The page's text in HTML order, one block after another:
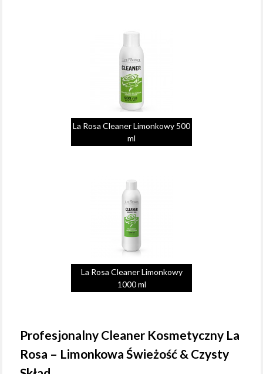
La Rosa Cleaner Limonkowy 500
ml
La Rosa Cleaner Limonkowy
1000 ml
Profesjonalny Cleaner Kosmetyczny La
Rosa – Limonkowa Świeżość & Czysty